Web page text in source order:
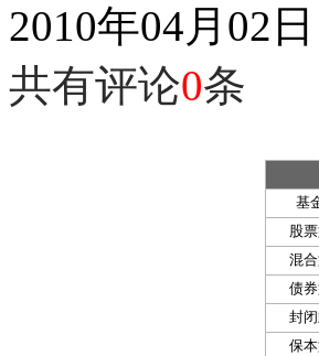
2010年04月02
共有评论0条
基
股
混
债
封
保